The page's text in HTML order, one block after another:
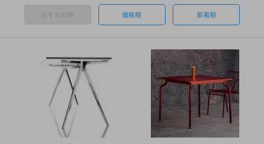
おすすめ順 価格順 新着順